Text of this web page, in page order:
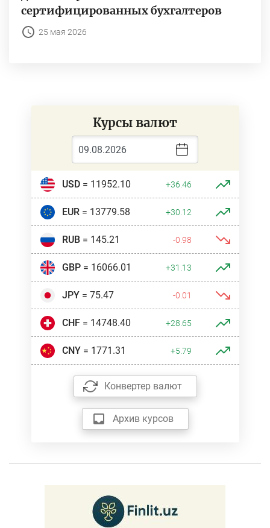
сертифицированных бухгалтеров
25 мая 2026
Курсы валют
USD= 11952.10 +36.46
EUR= 13779.58 +30.12
RUB= 145.21 -0.98
GBP= 16066.01 +31.13
JPY= 75.47 -0.01
CHF= 14748.40 +28.65
CNY= 1771.31 +5.79
Конвертер валют
Архив курсов